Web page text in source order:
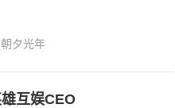
朝夕光年
互娱CEO